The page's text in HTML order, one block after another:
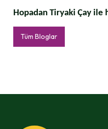
Hopadan Tiryaki Çay ile
Tüm Bloglar